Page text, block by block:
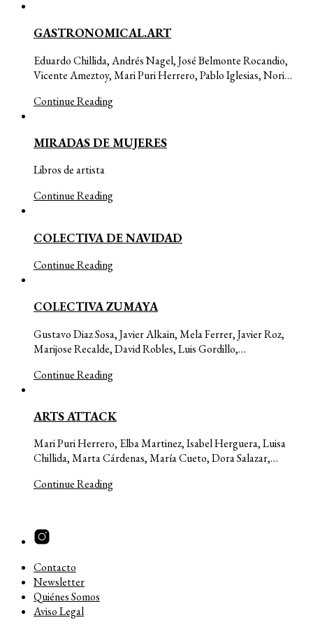
GASTRONOMICAL.ART
Eduardo Chillida, Andrés Nagel, José Belmonte Rocandio,
Vicente Ameztoy, Mari Puri Herrero, Pablo Iglesias, Nori…
Continue Reading
MIRADAS DE MUJERES
Libros de artista
Continue Reading
COLECTIVA DE NAVIDAD
Continue Reading
COLECTIVA ZUMAYA
Gustavo Diaz Sosa, Javier Alkain, Mela Ferrer, Javier Roz,
Marijose Recalde, David Robles, Luis Gordillo,…
Continue Reading
ARTS ATTACK
Mari Puri Herrero, Elba Martinez, Isabel Herguera, Luisa
Chillida, Marta Cárdenas, María Cueto, Dora Salazar,…
Continue Reading
Contacto
Newsletter
Quiénes Somos
Aviso Legal